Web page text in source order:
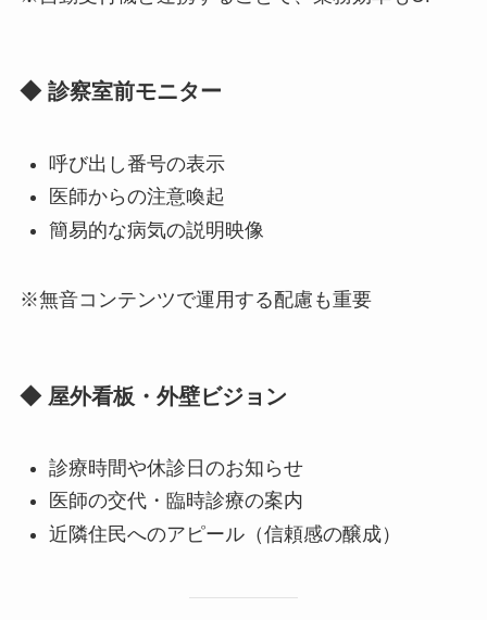
◆ 診察室前モニター
呼び出し番号の表示
医師からの注意喚起
簡易的な病気の説明映像
※無音コンテンツで運用する配慮も重要
◆ 屋外看板・外壁ビジョン
診療時間や休診日のお知らせ
医師の交代・臨時診療の案内
近隣住民へのアピール（信頼感の醸成）